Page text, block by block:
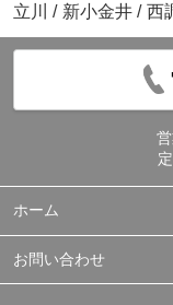
立川
/ 新小金井 / 西
ホーム
お問い合わせ